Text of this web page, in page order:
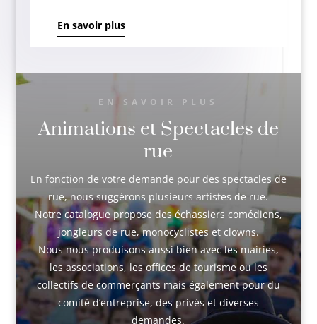
En savoir plus
EN SAVOIR PLUS
Animations et Spectacles de
rue
En fonction de votre demande pour des spectacles de
rue, nous suggérons plusieurs artistes de rue.
Notre catalogue propose des échassiers comédiens,
jongleurs de rue, monocyclistes et clowns.
Nous nous produisons aussi bien avec les mairies,
les associations, les offices de tourisme ou les
collectifs de commerçants mais également pour du
comité d’entreprise, des privés et diverses
demandes.